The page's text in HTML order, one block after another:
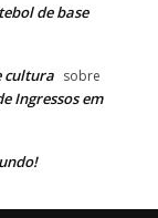
de base
cultura sobre
Ingressos em